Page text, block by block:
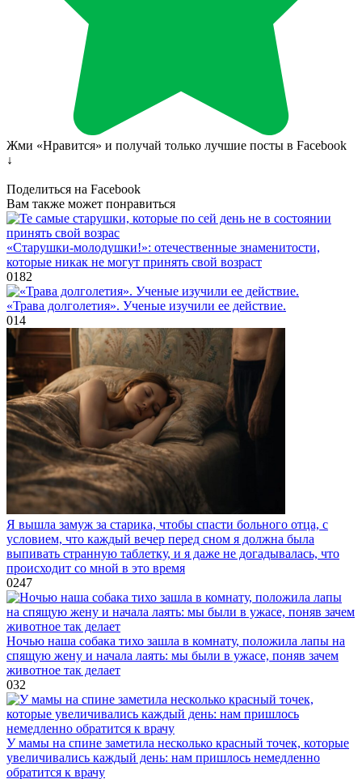
Жми «Нравится» и получай только лучшие посты в Facebook
↓
Поделиться на Facebook
Вам также может понравиться
«Старушки-молодушки!»: отечественные знаменитости,
которые никак не могут принять свой возраст
0182
«Трава долголетия». Ученые изучили ее действие.
014
Я вышла замуж за старика, чтобы спасти больного отца, с
условием, что каждый вечер перед сном я должна была
выпивать странную таблетку, и я даже не догадывалась, что
происходит со мной в это время
0247
Ночью наша собака тихо зашла в комнату, положила лапы на
спящую жену и начала лаять: мы были в ужасе, поняв зачем
животное так делает
032
У мамы на спине заметила несколько красный точек, которые
увеличивались каждый день: нам пришлось немедленно
обратится к врачу